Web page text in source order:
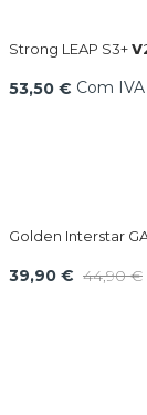
Strong LEAP S3+
53,50 € Com IVA
Golden Interstar
39,90 € 44,90 €